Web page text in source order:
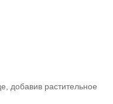
добавив растительное